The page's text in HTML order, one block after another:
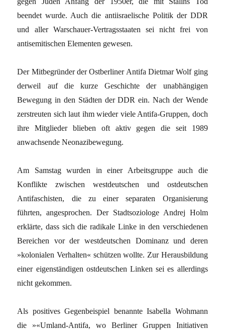
beendet wurde. Auch die antiisraelische Politik der DDR
und aller Warschauer-Vertragsstaaten sei nicht frei von
antisemitischen Elementen gewesen.
Der Mitbegründer der Ostberliner Antifa Dietmar Wolf ging
derweil auf die kurze Geschichte der unabhängigen
Bewegung in den Städten der DDR ein. Nach der Wende
zerstreuten sich laut ihm wieder viele Antifa-Gruppen, doch
ihre Mitglieder blieben oft aktiv gegen die seit 1989
anwachsende Neonazibewegung.
Am Samstag wurden in einer Arbeitsgruppe auch die
Konflikte zwischen westdeutschen und ostdeutschen
Antifaschisten, die zu einer separaten Organisierung
führten, angesprochen. Der Stadtsoziologe Andrej Holm
erklärte, dass sich die radikale Linke in den verschiedenen
Bereichen vor der westdeutschen Dominanz und deren
»kolonialen Verhalten« schützen wollte. Zur Herausbildung
einer eigenständigen ostdeutschen Linken sei es allerdings
nicht gekommen.
Als positives Gegenbeispiel benannte Isabella Wohmann
die »«Umland-Antifa, wo Berliner Gruppen Initiativen